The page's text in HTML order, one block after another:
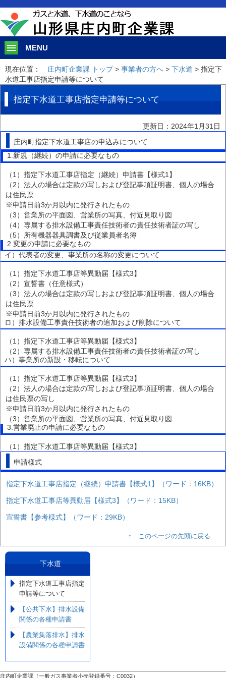
MENU
現在位置： 庄内町企業課 トップ> 事業者の方へ > 下水道 > 指定下
水道工事店指定申請等について
指定下水道工事店指定申請等について
更新日：2024年1月31日
庄内町指定下水道工事店の申込みについて
1.新規（継続）の申請に必要なもの
（1）指定下水道工事店指定（継続）申請書【様式1】
（2）法人の場合は定款の写しおよび登記事項証明書、個人の場合
は住民票
※申請日前3か月以内に発行されたもの
（3）営業所の平面図、営業所の写真、付近見取り図
（4）専属する排水設備工事責任技術者の責任技術者証の写し
（5）所有機器器具調書及び従業員者名簿
2.変更の申請に必要なもの
イ）代表者の変更、事業所の名称の変更について
（1）指定下水道工事店等異動届【様式3】
（2）宣誓書（任意様式）
（3）法人の場合は定款の写しおよび登記事項証明書、個人の場合
は住民票
※申請日前3か月以内に発行されたもの
ロ）排水設備工事責任技術者の追加および削除について
（1）指定下水道工事店等異動届【様式3】
（2）専属する排水設備工事責任技術者の責任技術者証の写し
ハ）事業所の新設・移転について
（1）指定下水道工事店等異動届【様式3】
（2）法人の場合は定款の写しおよび登記事項証明書、個人の場合
は住民票の写し
※申請日前3か月以内に発行されたもの
（3）営業所の平面図、営業所の写真、付近見取り図
3.営業廃止の申請に必要なもの
（1）指定下水道工事店等異動届【様式3】
申請様式
指定下水道工事店指定（継続）申請書【様式1】（ワード：16KB）
指定下水道工事店等異動届【様式3】（ワード：15KB）
宣誓書【参考様式】（ワード：29KB）
↑ このページの先頭に戻る
下水道
指定下水道工事店指定
申請等について
【公共下水】排水設備
関係の各種申請書
【農業集落排水】排水
設備関係の各種申請書
庄内町企業課（一般ガス事業者小売登録番号：C0032）